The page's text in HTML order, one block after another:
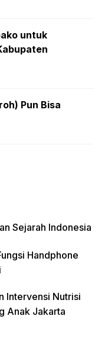
untuk
Pun Bisa
Sejarah Indonesia
Handphone
Intervensi Nutrisi
Anak Jakarta